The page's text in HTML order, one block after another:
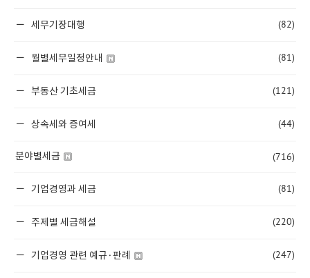
세무기장대행 (82)
월별세무일정안내 (81)
부동산 기초세금 (121)
상속세와 증여세 (44)
분야별세금 (716)
기업경영과 세금 (81)
주제별 세금해설 (220)
기업경영 관련 예규·판례 (247)